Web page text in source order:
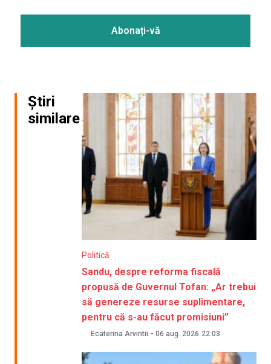
Știri
similare
Politică
Sandu, despre reforma fiscală
propusă de Guvernul Tofan: „Ar trebui
să genereze resurse suplimentare,
pentru că s-au făcut promisiuni”
Ecaterina Arvintii - 06 aug. 2026 22:03